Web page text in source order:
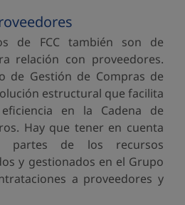
de FCC también son de
relación con proveedores.
de Gestión de Compras de
estructural que facilita
en la Cadena de
Hay que tener en cuenta
partes de los recursos
y gestionados en el Grupo
a proveedores y